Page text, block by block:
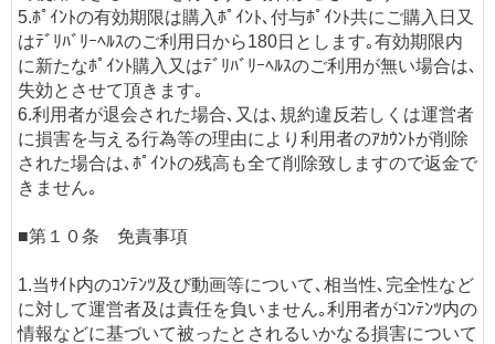
5.ﾎﾟｲﾝﾄの有効期限は購入ﾎﾟｲﾝﾄ､付与ﾎﾟｲﾝﾄ共にご購入日又
はﾃﾞﾘﾊﾞﾘｰﾍﾙｽのご利用日から180日とします｡有効期限内
に新たなﾎﾟｲﾝﾄ購入又はﾃﾞﾘﾊﾞﾘｰﾍﾙｽのご利用が無い場合は､
失効とさせて頂きます｡
6.利用者が退会された場合､又は､規約違反若しくは運営者
に損害を与える行為等の理由により利用者のｱｶｳﾝﾄが削除
された場合は､ﾎﾟｲﾝﾄの残高も全て削除致しますので返金で
きません｡
■第１０条 免責事項
1.当ｻｲﾄ内のｺﾝﾃﾝﾂ及び動画等について､相当性､完全性など
に対して運営者及は責任を負いません｡利用者がｺﾝﾃﾝﾂ内の
情報などに基づいて被ったとされるいかなる損害について